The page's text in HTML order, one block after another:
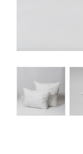
Текстиль для
Полотенца
Комплекты
Наматрацники